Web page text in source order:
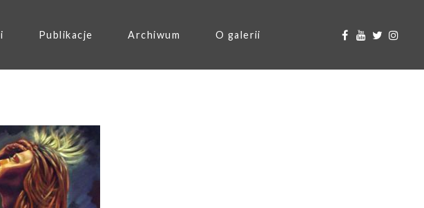
Publikacje Archiwum O galerii